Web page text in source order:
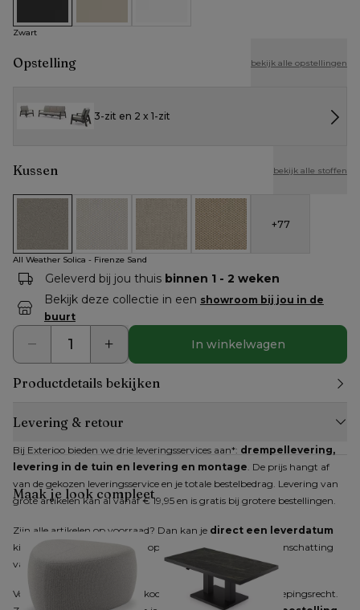
Zwart
Opstelling bekijk alle opstellingen
3-zit en 2 x 1-zit
Kussen bekijk alle stoffen
All Weather Solica - Firenze Sand
All Weather Cosytica - Althea Off White
All Weather Cosytica - Althea Chalk
All Weather Cosytica - Althea
+77
All Weather Solica - Firenze Sand
Geleverd bij jou thuis binnen 1 - 2 weken
Bekijk deze collectie in een showroom bij jou in de
buurt
In winkelwagen
Productdetails bekijken
Levering & retour
Bij Exterioo bieden we drie leveringsservices aan*: drempellevering,
levering in de tuin en levering en montage. De prijs hangt af
van de gekozen leveringsservice en je totale bestelbedrag. Levering van
grote artikelen kan al vanaf € 19,95 en is gratis bij grotere bestellingen.
Zijn alle artikelen op voorraad? Dan kan je direct een leverdatum
kiezen. Zijn niet alle artikelen op voorraad, dan krijg je een inschatting
van de verwachte levertijd.
Voor producten die online gekocht worden, geldt het herroepingsrecht.
Maak je look compleet